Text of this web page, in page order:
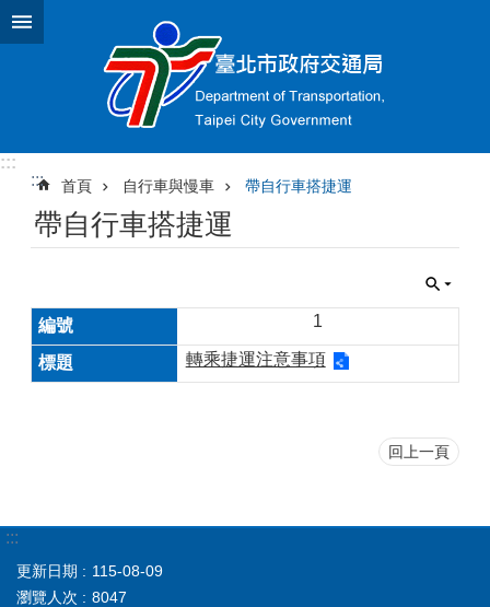
跳到主要內容區塊
:::
::: 首頁 自行車與慢車 帶自行車搭捷運
帶自行車搭捷運
1
轉乘捷運注意事項
回上一頁
:::
更新日期
115-08-09
瀏覽人次
8047